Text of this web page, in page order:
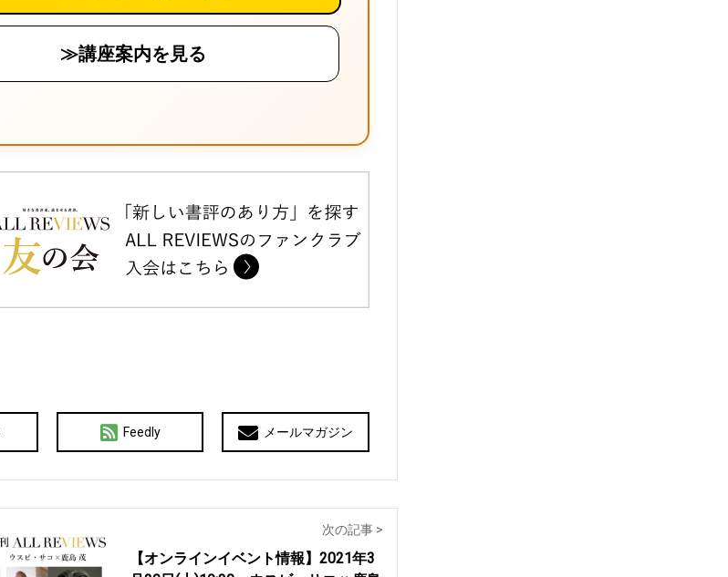
≫講座案内を見る
Feedly メールマガジン
次の記事 >
【オンラインイベント情報】2021年3